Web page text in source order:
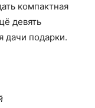
компактная
девять
дачи подарки.